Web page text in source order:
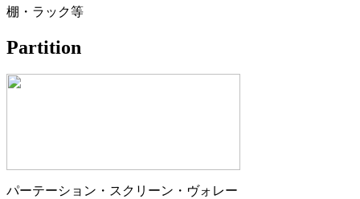
棚・ラック等
Partition
パーテーション・スクリーン・ヴォレー